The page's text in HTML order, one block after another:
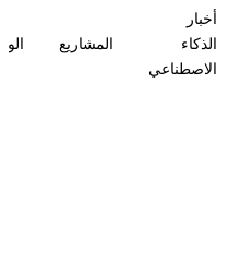
أخبار
الذكاء
الاصطناعي
المشاريع